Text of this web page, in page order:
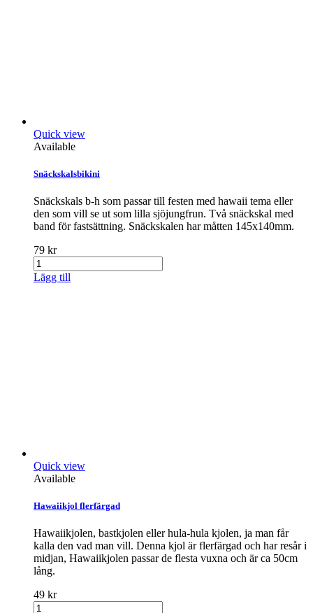
Quick view
Available
Snäckskalsbikini
Snäckskals b-h som passar till festen med hawaii tema eller
den som vill se ut som lilla sjöjungfrun. Två snäckskal med
band för fastsättning. Snäckskalen har måtten 145x140mm.
79 kr
Lägg till
Quick view
Available
Hawaiikjol flerfärgad
Hawaiikjolen, bastkjolen eller hula-hula kjolen, ja man får
kalla den vad man vill. Denna kjol är flerfärgad och har resår i
midjan, Hawaiikjolen passar de flesta vuxna och är ca 50cm
lång.
49 kr